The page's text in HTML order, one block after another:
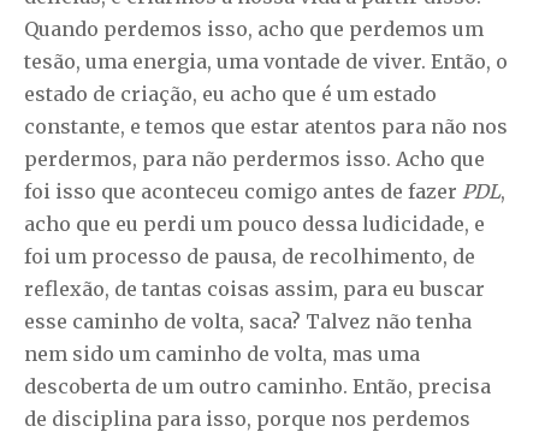
Quando perdemos isso, acho que perdemos um
tesão, uma energia, uma vontade de viver. Então, o
estado de criação, eu acho que é um estado
constante, e temos que estar atentos para não nos
perdermos, para não perdermos isso. Acho que
foi isso que aconteceu comigo antes de fazer PDL,
acho que eu perdi um pouco dessa ludicidade, e
foi um processo de pausa, de recolhimento, de
reflexão, de tantas coisas assim, para eu buscar
esse caminho de volta, saca? Talvez não tenha
nem sido um caminho de volta, mas uma
descoberta de um outro caminho. Então, precisa
de disciplina para isso, porque nos perdemos